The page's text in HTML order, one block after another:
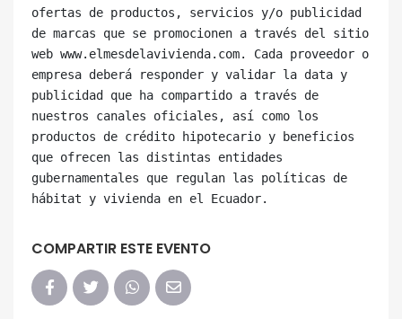
ofertas de productos, servicios y/o publicidad
de marcas que se promocionen a través del sitio
web www.elmesdelavivienda.com. Cada proveedor o
empresa deberá responder y validar la data y
publicidad que ha compartido a través de
nuestros canales oficiales, así como los
productos de crédito hipotecario y beneficios
que ofrecen las distintas entidades
gubernamentales que regulan las políticas de
COMPARTIR ESTE EVENTO